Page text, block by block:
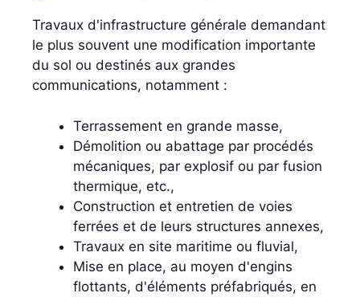
Travaux d'infrastructure générale demandant
le plus souvent une modification importante
du sol ou destinés aux grandes
communications, notamment :
Terrassement en grande masse,
Démolition ou abattage par procédés
mécaniques, par explosif ou par fusion
thermique, etc.,
Construction et entretien de voies
ferrées et de leurs structures annexes,
Travaux en site maritime ou fluvial,
Mise en place, au moyen d'engins
flottants, d'éléments préfabriqués, en